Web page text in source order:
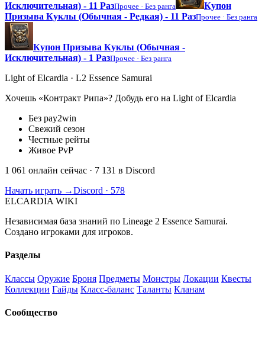
Исключительная) - 11 РазПрочее · Без ранга
Купон
Призыва Куклы (Обычная - Редкая) - 11 РазПрочее · Без ранга
Купон Призыва Куклы (Обычная -
Исключительная) - 1 РазПрочее · Без ранга
Light of Elcardia · L2 Essence Samurai
Хочешь «Контракт Рипа»? Добудь его на Light of Elcardia
Без pay2win
Свежий сезон
Честные рейты
Живое PvP
1 061 онлайн сейчас · 7 131 в Discord
Начать играть →Discord · 578
ELCARDIA WIKI
Независимая база знаний по Lineage 2 Essence Samurai.
Создано игроками для игроков.
Разделы
Классы Оружие Броня Предметы Монстры Локации Квесты
Коллекции Гайды Класс-баланс Таланты Кланам
Сообщество